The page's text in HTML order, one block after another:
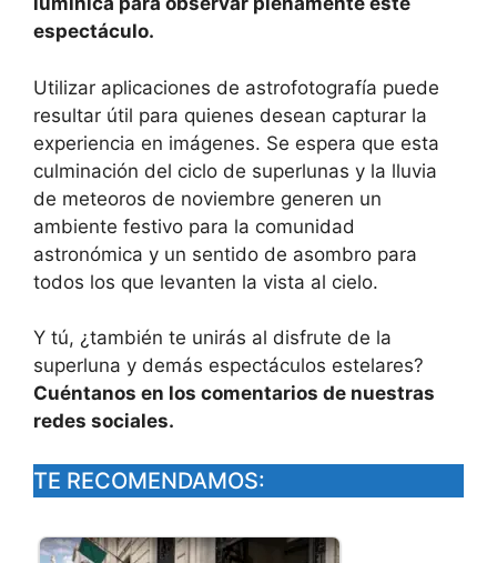
espectáculo.
Utilizar aplicaciones de astrofotografía puede
resultar útil para quienes desean capturar la
experiencia en imágenes. Se espera que esta
culminación del ciclo de superlunas y la lluvia
de meteoros de noviembre generen un
ambiente festivo para la comunidad
astronómica y un sentido de asombro para
todos los que levanten la vista al cielo.
Y tú, ¿también te unirás al disfrute de la
superluna y demás espectáculos estelares?
Cuéntanos en los comentarios de nuestras
redes sociales.
TE RECOMENDAMOS: